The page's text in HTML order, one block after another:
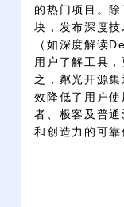
的热门项目。除
块，发布深度
（如深度解读
用户了解工具
之，粼光开源
效降低了用户
者、极客及普
和创造力的可靠